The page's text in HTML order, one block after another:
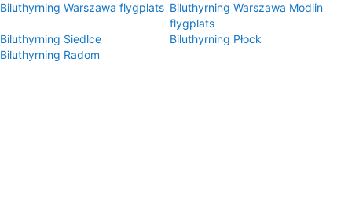
Biluthyrning Warszawa flygplats Biluthyrning Warszawa Modlin
flygplats
Biluthyrning Siedlce
Biluthyrning Płock
Biluthyrning Radom